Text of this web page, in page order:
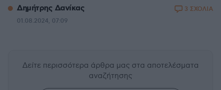
Δημήτρης Δανίκας
01.08.2024, 07:09
3 ΣΧΟΛΙΑ
Δείτε περισσότερα άρθρα μας στα αποτελέσματα
αναζήτησης